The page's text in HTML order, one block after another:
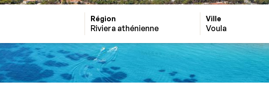
Région
Riviera athénienne
Ville
Voula